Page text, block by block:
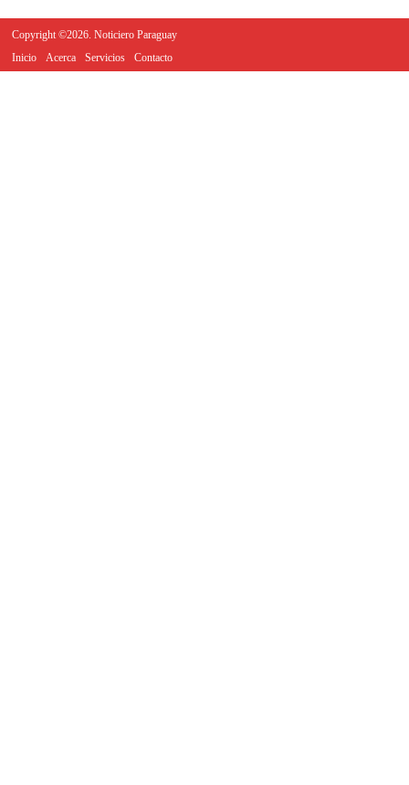
Copyright ©2026. Noticiero Paraguay
Inicio
Acerca Servicios Contacto